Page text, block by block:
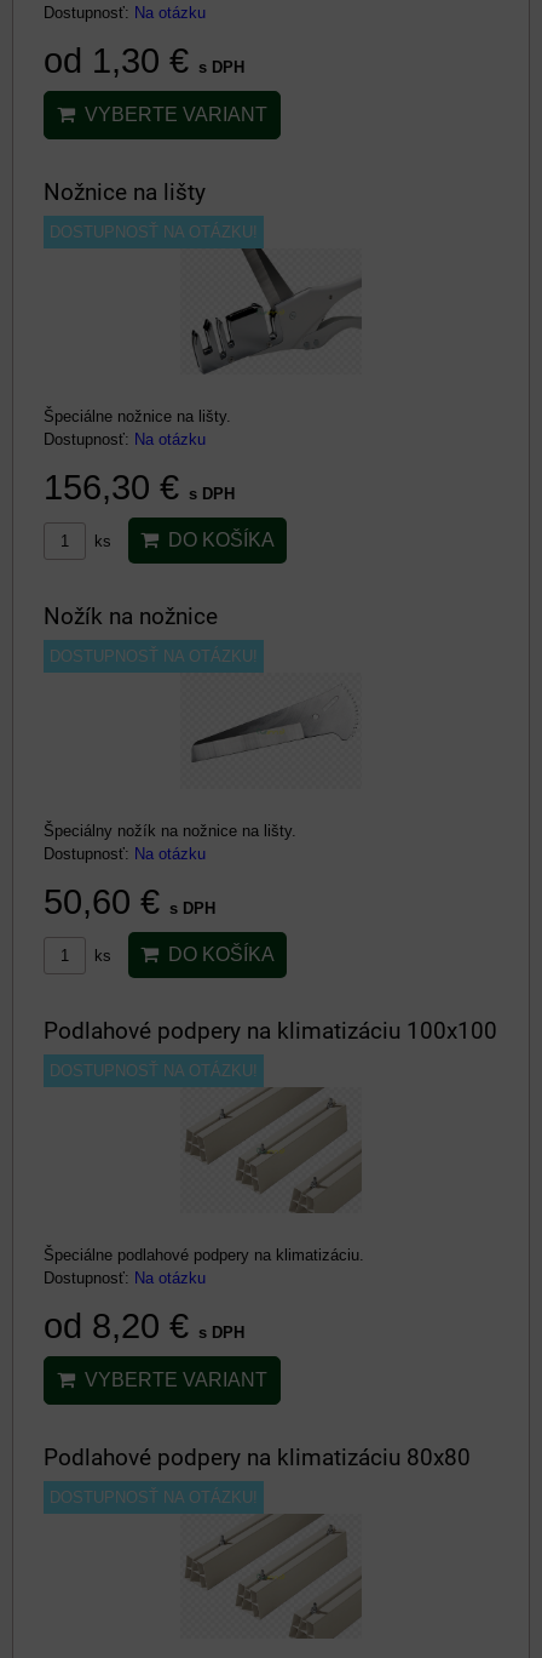
Dostupnosť: Na otázku
od 1,30 € s DPH
VYBERTE VARIANT
Nožnice na lišty
DOSTUPNOSŤ NA OTÁZKU!
Špeciálne nožnice na lišty.
Dostupnosť: Na otázku
156,30 € s DPH
ks DO KOŠÍKA
Nožík na nožnice
DOSTUPNOSŤ NA OTÁZKU!
Špeciálny nožík na nožnice na lišty.
Dostupnosť: Na otázku
50,60 € s DPH
ks DO KOŠÍKA
Podlahové podpery na klimatizáciu 100x100
DOSTUPNOSŤ NA OTÁZKU!
Špeciálne podlahové podpery na klimatizáciu.
Dostupnosť: Na otázku
od 8,20 € s DPH
VYBERTE VARIANT
Podlahové podpery na klimatizáciu 80x80
DOSTUPNOSŤ NA OTÁZKU!